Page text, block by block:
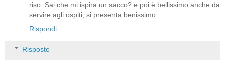
riso. Sai che mi ispira un sacco? e poi è bellissimo anche da
servire agli ospiti, si presenta benissimo
Rispondi
Risposte